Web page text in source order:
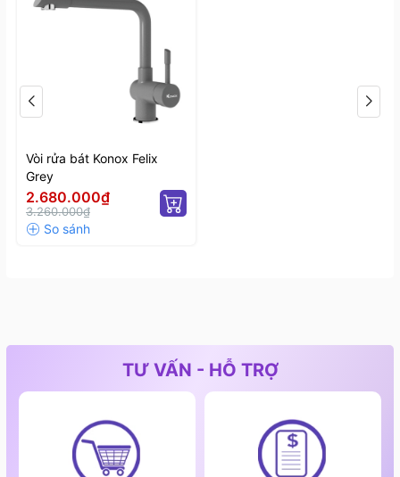
nước sử dụng
Vòi rửa bát Konox Felix
Grey
2.680.000₫
3.260.000₫
TƯ VẤN - HỖ TRỢ